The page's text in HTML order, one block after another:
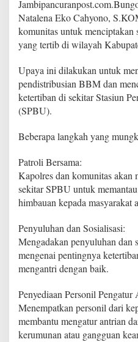
o
l
i
K
e
P
B
d
i
a
h
B
g
o
P
a
t
i
k
a
n
Natalena Eko Cahyono,
komunitas untuk
yang tertib di wilayah
Upaya ini dilakukan untuk
pendistribusian BBM dan
ketertiban di sekitar Stasiun
(SPBU).
Beberapa langkah yang
Patroli Bersama:
Kapolres dan komunitas akan
sekitar SPBU untuk
himbauan kepada masyarakat
Penyuluhan dan Sosialisasi:
Mengadakan penyuluhan dan
mengenai pentingnya
mengantri dengan baik.
Penyediaan Personil Pengatur
Menempatkan personil dari
membantu mengatur antrian
kerumunan atau gangguan